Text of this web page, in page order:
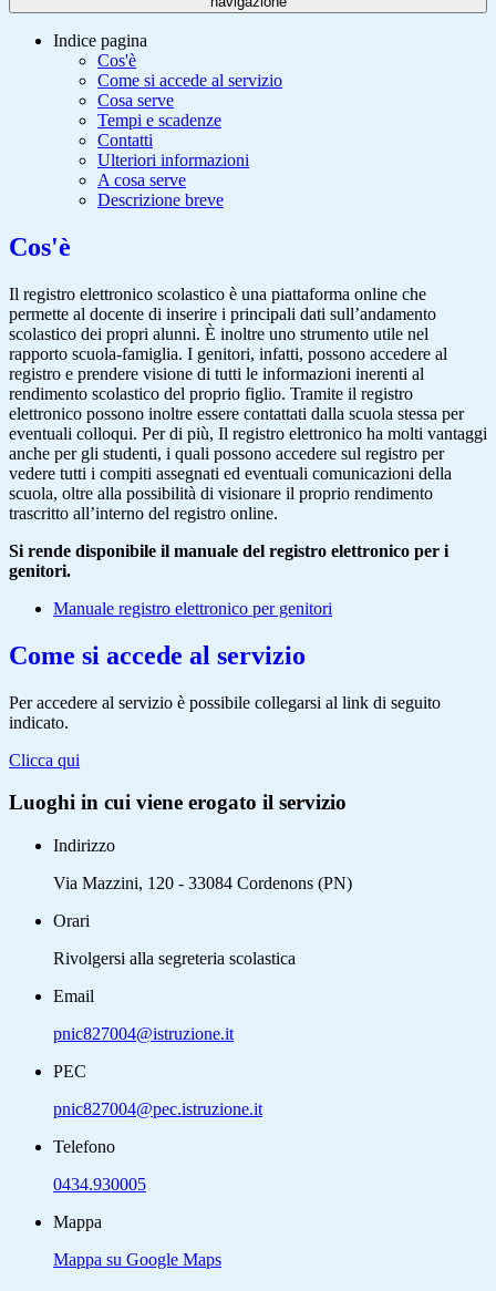
Indice pagina
Cos'è
Come si accede al servizio
Cosa serve
Tempi e scadenze
Contatti
Ulteriori informazioni
A cosa serve
Descrizione breve
Cos'è
Il registro elettronico scolastico è una piattaforma online che
permette al docente di inserire i principali dati sull’andamento
scolastico dei propri alunni. È inoltre uno strumento utile nel
rapporto scuola-famiglia. I genitori, infatti, possono accedere al
registro e prendere visione di tutti le informazioni inerenti al
rendimento scolastico del proprio figlio. Tramite il registro
elettronico possono inoltre essere contattati dalla scuola stessa per
eventuali colloqui. Per di più, Il registro elettronico ha molti vantaggi
anche per gli studenti, i quali possono accedere sul registro per
vedere tutti i compiti assegnati ed eventuali comunicazioni della
scuola, oltre alla possibilità di visionare il proprio rendimento
trascritto all’interno del registro online.
Si rende disponibile il manuale del registro elettronico per i
genitori.
Manuale registro elettronico per genitori
Come si accede al servizio
Per accedere al servizio è possibile collegarsi al link di seguito
indicato.
Clicca qui
Luoghi in cui viene erogato il servizio
Indirizzo
Via Mazzini, 120 - 33084 Cordenons (PN)
Orari
Rivolgersi alla segreteria scolastica
Email
pnic827004@istruzione.it
PEC
pnic827004@pec.istruzione.it
Telefono
0434.930005
Mappa
Mappa su Google Maps